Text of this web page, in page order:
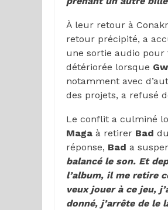
À leur retour à
retour précipité, a
une sortie audio pour
détériorée lorsque
notamment avec
des projets, a refusé
Le conflit a culminé
Maga à retirer Bad
réponse, Bad a
balancé le son. Et
l’album, il me retire
veux jouer à ce jeu,
donné, j’arrête de le